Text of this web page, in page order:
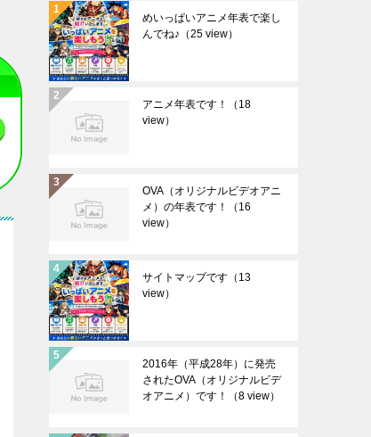
めいっぱいアニメ年表で楽し
んでね♪ （25 view）
アニメ年表です！
（18
view）
OVA（オリジナルビデオアニ
メ）の年表です！
（16
view）
サイトマップです （13
view）
2016年（平成28年）に発売
されたOVA（オリジナルビデ
オアニメ）です！
（8 view）